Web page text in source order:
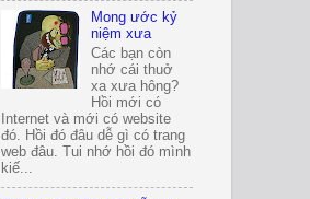
Mong ước kỷ
niệm xưa
Các bạn còn
nhớ cái thuở
xa xưa hông?
Hồi mới có
Internet và mới có website
đó. Hồi đó đâu dễ gì có trang
web đâu. Tui nhớ hồi đó mình
kiế...